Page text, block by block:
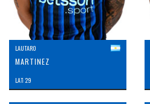
LAUTARO
MARTINEZ
LAT: 29